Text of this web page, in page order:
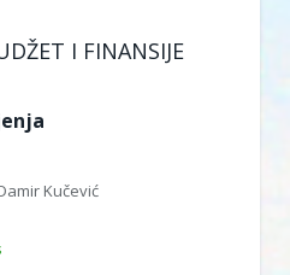
I FINANSIJE
Kučević